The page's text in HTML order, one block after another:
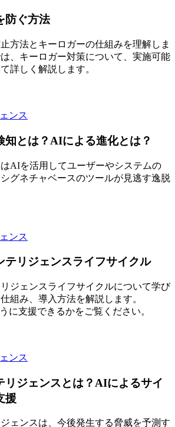
防ぐ方法
方法とキーロガーの仕組みを理解しま
、キーロガー対策について、実施可能
詳しく解説します。
ンス
知とは？AIによる進化とは？
AIを活用してユーザーやシステムの
グネチャベースのツールが見逃す逸脱
ンス
テリジェンスライフサイクル
ジェンスライフサイクルについて学び
組み、導入方法を解説します。
に支援できるかをご覧ください。
ンス
リジェンスとは？AIによるサイ
援
ェンスは、今後発生する脅威を予測す